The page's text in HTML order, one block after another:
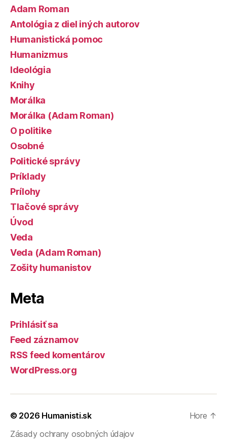
Adam Roman
Antológia z diel iných autorov
Humanistická pomoc
Humanizmus
Ideológia
Knihy
Morálka
Morálka (Adam Roman)
O politike
Osobné
Politické správy
Príklady
Prílohy
Tlačové správy
Úvod
Veda
Veda (Adam Roman)
Zošity humanistov
Meta
Prihlásiť sa
Feed záznamov
RSS feed komentárov
WordPress.org
© 2026 Humanisti.sk
Zásady ochrany osobných údajov
Hore ↑